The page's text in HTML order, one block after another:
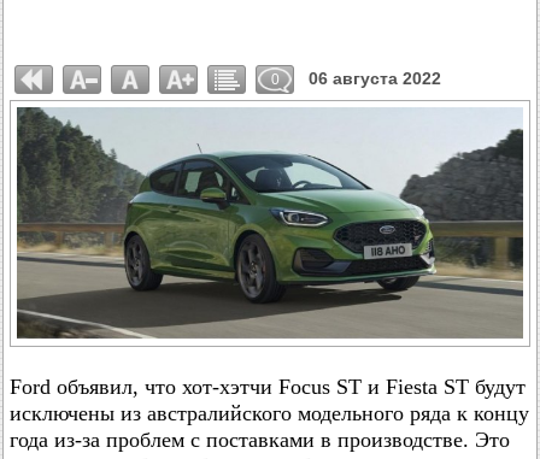
0 06 августа 2022
Ford объявил, что хот-хэтчи Focus ST и Fiesta ST будут
исключены из австралийского модельного ряда к концу
года из-за проблем с поставками в производстве. Это